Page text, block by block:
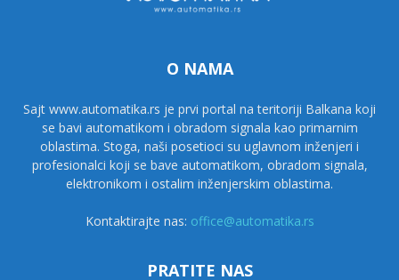
O NAMA
Sajt www.automatika.rs je prvi portal na teritoriji Balkana koji
se bavi automatikom i obradom signala kao primarnim
oblastima. Stoga, naši posetioci su uglavnom inženjeri i
profesionalci koji se bave automatikom, obradom signala,
elektronikom i ostalim inženjerskim oblastima.
Kontaktirajte nas: office@automatika.rs
PRATITE NAS